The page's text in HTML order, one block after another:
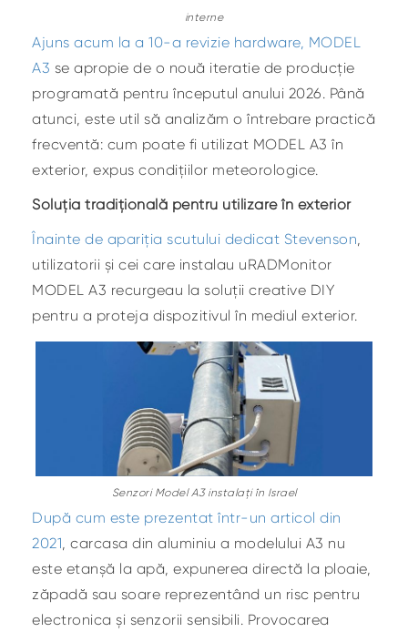
interne
Ajuns acum la a 10-a revizie hardware, MODEL
A3 se apropie de o nouă iteratie de producție
programată pentru începutul anului 2026. Până
atunci, este util să analizăm o întrebare practică
frecventă: cum poate fi utilizat MODEL A3 în
exterior, expus condițiilor meteorologice.
Soluția tradițională pentru utilizare în exterior
Înainte de apariția scutului dedicat Stevenson,
utilizatorii și cei care instalau uRADMonitor
MODEL A3 recurgeau la soluții creative DIY
pentru a proteja dispozitivul în mediul exterior.
Senzori Model A3 instalați în Israel
După cum este prezentat într-un articol din
2021, carcasa din aluminiu a modelului A3 nu
este etanșă la apă, expunerea directă la ploaie,
zăpadă sau soare reprezentând un risc pentru
electronica și senzorii sensibili. Provocarea